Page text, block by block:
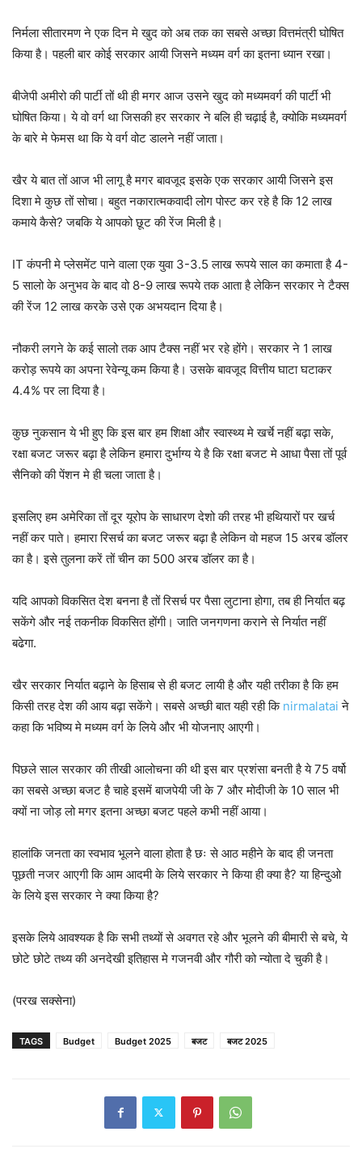
निर्मला सीतारमण ने एक दिन मे खुद को अब तक का सबसे अच्छा वित्तमंत्री घोषित
किया है। पहली बार कोई सरकार आयी जिसने मध्यम वर्ग का इतना ध्यान रखा।
बीजेपी अमीरो की पार्टी तों थी ही मगर आज उसने खुद को मध्यमवर्ग की पार्टी भी
घोषित किया। ये वो वर्ग था जिसकी हर सरकार ने बलि ही चढ़ाई है, क्योकि मध्यमवर्ग
के बारे मे फेमस था कि ये वर्ग वोट डालने नहीं जाता।
खैर ये बात तों आज भी लागू है मगर बावजूद इसके एक सरकार आयी जिसने इस
दिशा मे कुछ तों सोचा। बहुत नकारात्मकवादी लोग पोस्ट कर रहे है कि 12 लाख
कमाये कैसे? जबकि ये आपको छूट की रेंज मिली है।
IT कंपनी मे प्लेसमेंट पाने वाला एक युवा 3-3.5 लाख रूपये साल का कमाता है 4-
5 सालो के अनुभव के बाद वो 8-9 लाख रूपये तक आता है लेकिन सरकार ने टैक्स
की रेंज 12 लाख करके उसे एक अभयदान दिया है।
नौकरी लगने के कई सालो तक आप टैक्स नहीं भर रहे होंगे। सरकार ने 1 लाख
करोड़ रूपये का अपना रेवेन्यू कम किया है। उसके बावजूद वित्तीय घाटा घटाकर
4.4% पर ला दिया है।
कुछ नुकसान ये भी हुए कि इस बार हम शिक्षा और स्वास्थ्य मे खर्चे नहीं बढ़ा सके,
रक्षा बजट जरूर बढ़ा है लेकिन हमारा दुर्भाग्य ये है कि रक्षा बजट मे आधा पैसा तों पूर्व
सैनिको की पेंशन मे ही चला जाता है।
इसलिए हम अमेरिका तों दूर यूरोप के साधारण देशो की तरह भी हथियारों पर खर्च
नहीं कर पाते। हमारा रिसर्च का बजट जरूर बढ़ा है लेकिन वो महज 15 अरब डॉलर
का है। इसे तुलना करें तों चीन का 500 अरब डॉलर का है।
यदि आपको विकसित देश बनना है तों रिसर्च पर पैसा लुटाना होगा, तब ही निर्यात बढ़
सकेंगे और नई तकनीक विकसित होंगी। जाति जनगणना कराने से निर्यात नहीं
बढेगा.
खैर सरकार निर्यात बढ़ाने के हिसाब से ही बजट लायी है और यही तरीका है कि हम
किसी तरह देश की आय बढ़ा सकेंगे। सबसे अच्छी बात यही रही कि nirmalatai ने
कहा कि भविष्य मे मध्यम वर्ग के लिये और भी योजनाए आएगी।
पिछले साल सरकार की तीखी आलोचना की थी इस बार प्रशंसा बनती है ये 75 वर्षो
का सबसे अच्छा बजट है चाहे इसमें बाजपेयी जी के 7 और मोदीजी के 10 साल भी
क्यों ना जोड़ लो मगर इतना अच्छा बजट पहले कभी नहीं आया।
हालांकि जनता का स्वभाव भूलने वाला होता है छः से आठ महीने के बाद ही जनता
पूछती नजर आएगी कि आम आदमी के लिये सरकार ने किया ही क्या है? या हिन्दुओ
के लिये इस सरकार ने क्या किया है?
इसके लिये आवश्यक है कि सभी तथ्यों से अवगत रहे और भूलने की बीमारी से बचे, ये
छोटे छोटे तथ्य की अनदेखी इतिहास मे गजनवी और गौरी को न्योता दे चुकी है।
(परख सक्सेना)
TAGS Budget Budget 2025 बजट बजट 2025